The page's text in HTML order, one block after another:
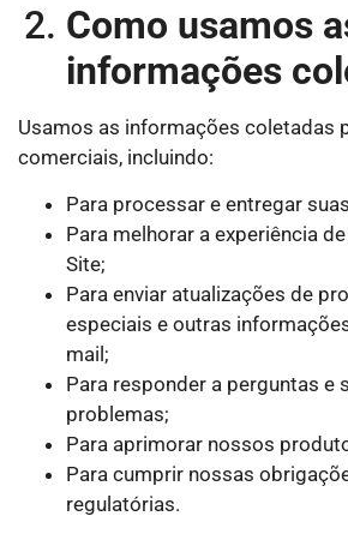
Como usamos
informações
Usamos as informações coletadas
comerciais, incluindo:
Para processar e entregar
Para melhorar a experiência
Site;
Para enviar atualizações de
especiais e outras
mail;
Para responder a perguntas e
problemas;
Para aprimorar nossos
Para cumprir nossas
regulatórias.